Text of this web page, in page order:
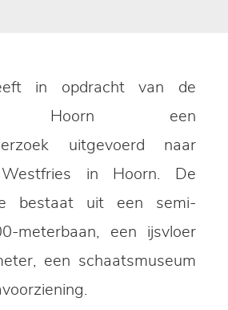
in opdracht van de
Hoorn een
uitgevoerd naar
in Hoorn. De
bestaat uit een semi-
meterbaan, een ijsvloer
een schaatsmuseum